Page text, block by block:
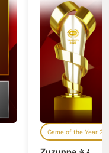
Game of the Year